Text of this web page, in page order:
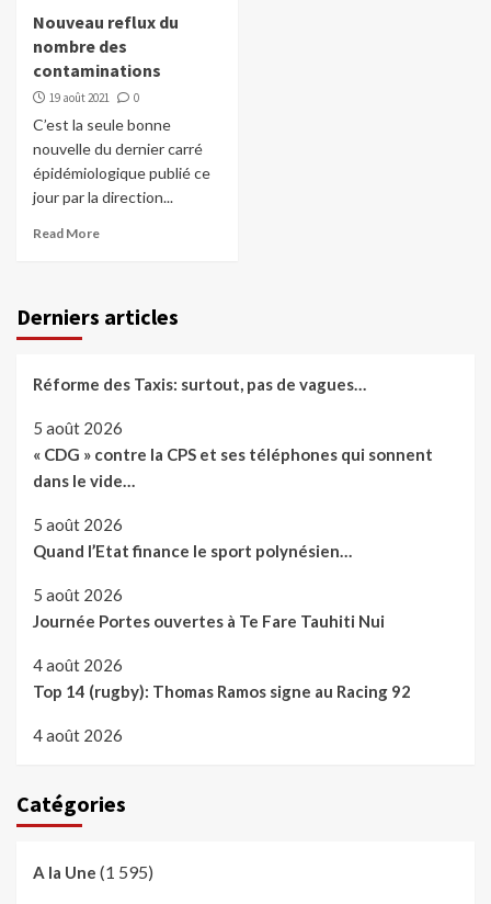
Nouveau reflux du
nombre des
contaminations
19 août 2021 0
C’est la seule bonne
nouvelle du dernier carré
épidémiologique publié ce
jour par la direction...
Read More
Derniers articles
Réforme des Taxis: surtout, pas de vagues…
5 août 2026
« CDG » contre la CPS et ses téléphones qui sonnent
dans le vide…
5 août 2026
Quand l’Etat finance le sport polynésien…
5 août 2026
Journée Portes ouvertes à Te Fare Tauhiti Nui
4 août 2026
Top 14 (rugby): Thomas Ramos signe au Racing 92
4 août 2026
Catégories
A la Une (1 595)